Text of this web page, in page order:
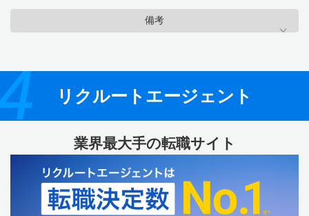
備考
リクルートエージェント
業界最大手の転職サイト